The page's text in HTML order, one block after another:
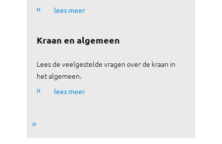
ʜ lees meer
Kraan en algemeen
Lees de veelgestelde vragen over de kraan in
het algemeen.
ʜ lees meer